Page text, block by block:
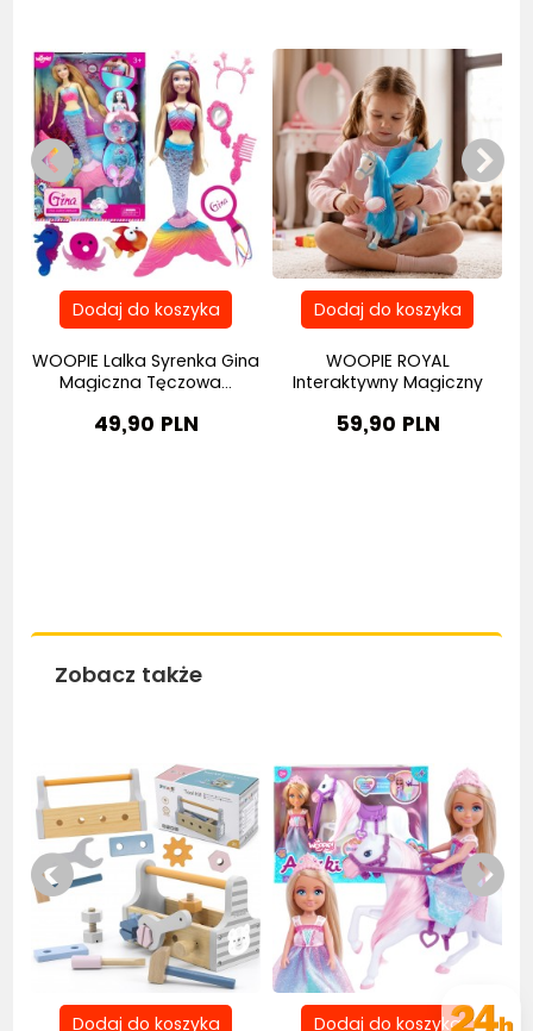
WOOPIE Lalka Syrenka Gina
Magiczna Tęczowa...
49,90 PLN
WOOPIE ROYAL
Interaktywny Magiczny
59,90 PLN
Zobacz także